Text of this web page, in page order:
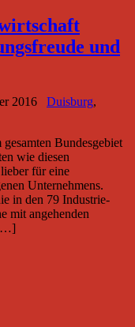
und
2016 Duisburg,
Bundesgebiet
wie diesen
für eine
Unternehmens.
in den 79 Industrie-
mit angehenden
[…]